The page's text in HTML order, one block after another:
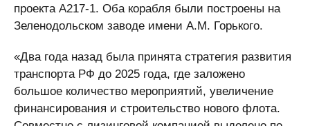
проекта А217-1. Оба корабля были построены на
Зеленодольском заводе имени А.М. Горького.
«Два года назад была принята стратегия развития
транспорта РФ до 2025 года, где заложено
большое количество мероприятий, увеличение
финансирования и строительство нового флота.